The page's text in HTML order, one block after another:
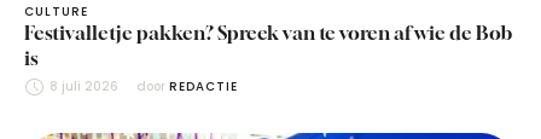
CULTURE
Festivalletje pakken? Spreek van te voren af wie de Bob
is
8 juli 2026 door REDACTIE